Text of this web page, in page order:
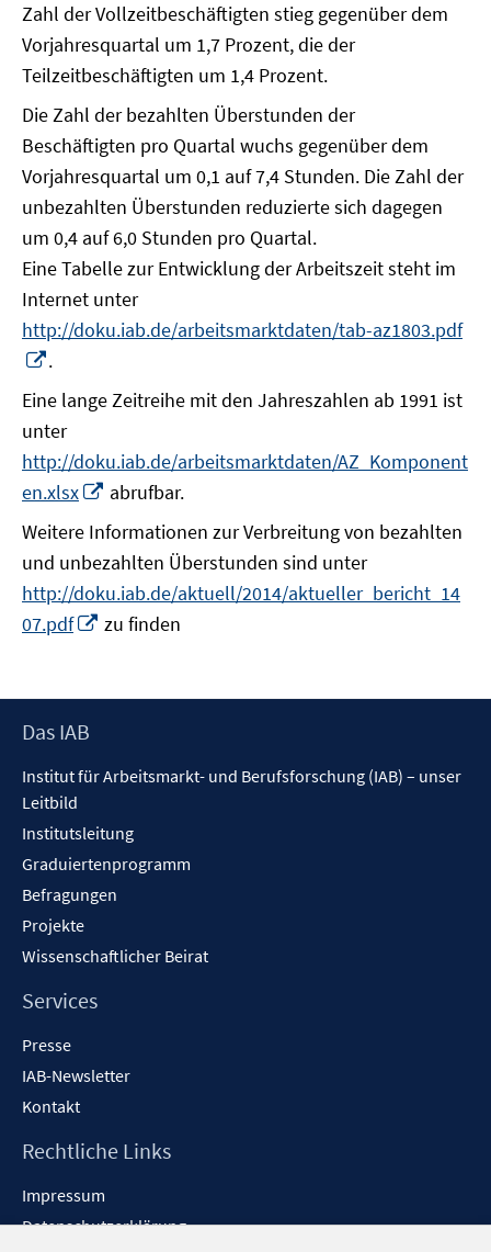
Zahl der Vollzeitbeschäftigten stieg gegenüber dem
Vorjahresquartal um 1,7 Prozent, die der
Teilzeitbeschäftigten um 1,4 Prozent.
Die Zahl der bezahlten Überstunden der
Beschäftigten pro Quartal wuchs gegenüber dem
Vorjahresquartal um 0,1 auf 7,4 Stunden. Die Zahl der
unbezahlten Überstunden reduzierte sich dagegen
um 0,4 auf 6,0 Stunden pro Quartal.
Eine Tabelle zur Entwicklung der Arbeitszeit steht im
Internet unter
http://doku.iab.de/arbeitsmarktdaten/tab-az1803.pdf
Fenster
öffnen
.
Eine lange Zeitreihe mit den Jahreszahlen ab 1991 ist
unter
http://doku.iab.de/arbeitsmarktdaten/AZ_Komponent
en.xlsx
In
Fenster
öffnen
abrufbar.
Weitere Informationen zur Verbreitung von bezahlten
und unbezahlten Überstunden sind unter
http://doku.iab.de/aktuell/2014/aktueller_bericht_14
07.pdf
In
öffnen
zu finden
Footer
Das IAB
Institut für Arbeitsmarkt- und Berufsforschung (IAB) – unser
Leitbild
Institutsleitung
Graduiertenprogramm
Befragungen
Projekte
Wissenschaftlicher Beirat
Services
Presse
IAB-Newsletter
Kontakt
Rechtliche Links
Impressum
Datenschutzerklärung